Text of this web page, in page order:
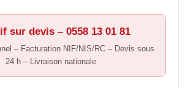
sur devis – 0558 13 01 81
– Facturation NIF/NIS/RC – Devis sous
24 h – Livraison nationale